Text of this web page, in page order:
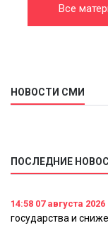
Все
НОВОСТИ СМИ
ПОСЛЕДНИЕ
14:58 07 августа 2026
государства и